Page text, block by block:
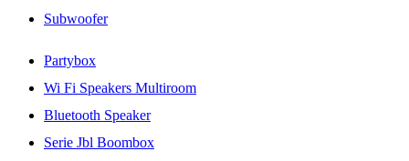
Subwoofer
Partybox
Wi Fi Speakers Multiroom
Bluetooth Speaker
Serie Jbl Boombox